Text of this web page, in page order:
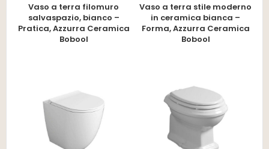
Vaso a terra filomuro
salvaspazio, bianco –
Pratica, Azzurra Ceramica
Bobool
Vaso a terra stile moderno
in ceramica bianca –
Forma, Azzurra Ceramica
Bobool